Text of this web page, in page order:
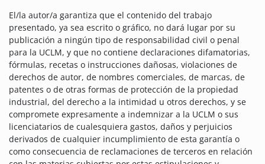
El/la autor/a garantiza que el contenido del trabajo
presentado, ya sea escrito o gráfico, no dará lugar por su
publicación a ningún tipo de responsabilidad civil o penal
para la UCLM, y que no contiene declaraciones difamatorias,
fórmulas, recetas o instrucciones dañosas, violaciones de
derechos de autor, de nombres comerciales, de marcas, de
patentes o de otras formas de protección de la propiedad
industrial, del derecho a la intimidad u otros derechos, y se
compromete expresamente a indemnizar a la UCLM o sus
licenciatarios de cualesquiera gastos, daños y perjuicios
derivados de cualquier incumplimiento de esta garantía o
como consecuencia de reclamaciones de terceros en relación